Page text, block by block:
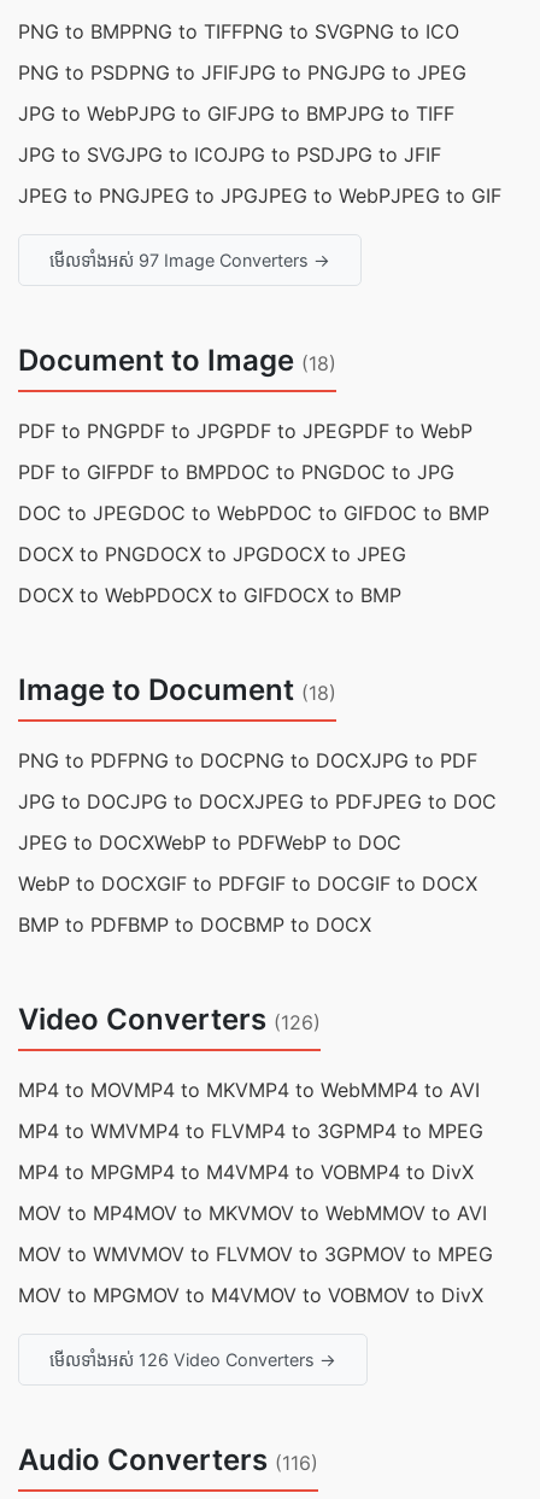
PNG to BMPPNG to TIFFPNG to SVGPNG to ICO
PNG to PSDPNG to JFIFJPG to PNGJPG to JPEG
JPG to WebPJPG to GIFJPG to BMPJPG to TIFF
JPG to SVGJPG to ICOJPG to PSDJPG to JFIF
JPEG to PNGJPEG to JPGJPEG to WebPJPEG to GIF
មើលទាំងអស់ 97 Image Converters →
Document to Image (18)
PDF to PNGPDF to JPGPDF to JPEGPDF to WebP
PDF to GIFPDF to BMPDOC to PNGDOC to JPG
DOC to JPEGDOC to WebPDOC to GIFDOC to BMP
DOCX to PNGDOCX to JPGDOCX to JPEG
DOCX to WebPDOCX to GIFDOCX to BMP
Image to Document (18)
PNG to PDFPNG to DOCPNG to DOCXJPG to PDF
JPG to DOCJPG to DOCXJPEG to PDFJPEG to DOC
JPEG to DOCXWebP to PDFWebP to DOC
WebP to DOCXGIF to PDFGIF to DOCGIF to DOCX
BMP to PDFBMP to DOCBMP to DOCX
Video Converters (126)
MP4 to MOVMP4 to MKVMP4 to WebMMP4 to AVI
MP4 to WMVMP4 to FLVMP4 to 3GPMP4 to MPEG
MP4 to MPGMP4 to M4VMP4 to VOBMP4 to DivX
MOV to MP4MOV to MKVMOV to WebMMOV to AVI
MOV to WMVMOV to FLVMOV to 3GPMOV to MPEG
MOV to MPGMOV to M4VMOV to VOBMOV to DivX
មើលទាំងអស់ 126 Video Converters →
Audio Converters (116)